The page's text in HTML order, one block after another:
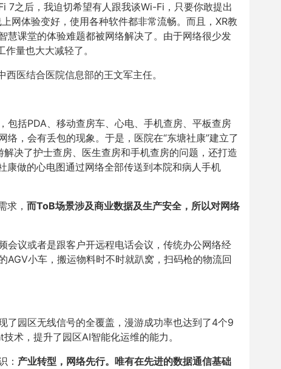
7之后，我迫切希望有人跟我谈Wi-Fi，只要你敢提出
网体验变好，使用各种软件都非常流畅。而且，XR教
慧课堂的体验难题都被网络解决了。由于网络很少发
量也大大减轻了。
医结合医院信息部的王文军主任。
包括PDA、移动查房车、心电、手机查房、平板查房
，会有丢包的现象。于是，医院在“东塘社康”建立了
决了护士查房、医生查房和手机查房的问题，还打造
康做的心电图通过网络全部传送到本院和病人手机
求， 而ToB场景涉及商业数据及生产安全，所以对网络
会议或者是跟客户开远程电话会议，传统办公网络经
小车，搬运物料时不时就趴窝，扫码枪的物流回
了园区无线信号的全覆盖，漫游成功率也达到了4个9
术，提升了园区AI智能化运维的能力。
： 产业转型，网络先行。唯有在先进的数据通信基础